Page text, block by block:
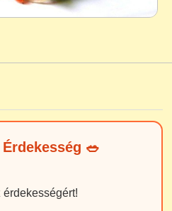
🥗
érdekességért!